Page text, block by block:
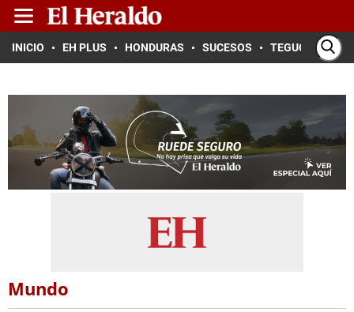
INICIO EH PLUS HONDURAS SUCESOS TEGUCIGALPA
Mundo